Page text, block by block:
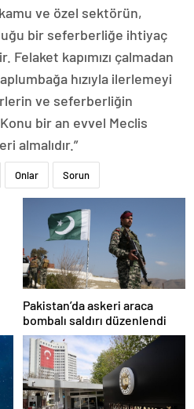
ve özel sektörün,
bir seferberliğe ihtiyaç
kapımızı çalmadan
hızıyla ilerlemeyi
ve seferberliğin
Konu bir an evvel Meclis
almalıdır.”
Onlar Sorun
Pakistan’da askeri araca
bombalı saldırı düzenlendi